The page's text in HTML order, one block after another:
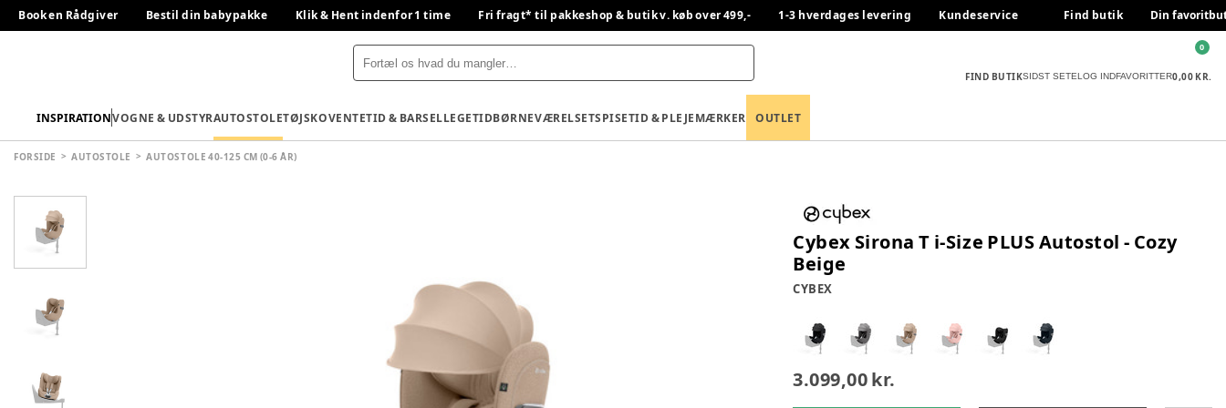
Book en Rådgiver Bestil din babypakke Klik & Hent indenfor 1 time Fri fragt* til pakkeshop & butik v. køb over 499,- 1-3 hverdages levering Kundeservice Find butik Din
FIND BUTIKSIDST SETELOG INDFAVORITTER0,00 KR.
0
INSPIRATIONVOGNE & UDSTYRAUTOSTOLETØJSKOVENTETID & BARSELLEGETIDBØRNEVÆRELSETSPISETID & PLEJEMÆRKER OUTLET
FORSIDE AUTOSTOLE AUTOSTOLE 40-125 CM (0-6 ÅR)
Cybex Sirona T i-Size PLUS Autostol - Cozy
Beige
CYBEX
3.099,00 kr.